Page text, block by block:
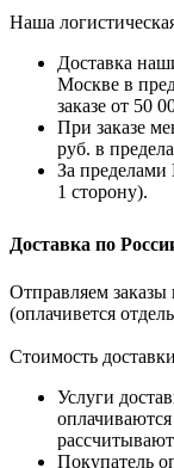
Наша
Доставка
Москве в
заказе от 50
При заказе
руб. в
За
1 сторону).
Доставка по
Отправляем
(оплачивется
Стоимость
Услуги
Покупатель